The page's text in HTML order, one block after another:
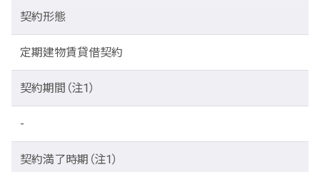
契約形態
定期建物賃貸借契約
契約期間 （注1）
-
契約満了時期 （注1）